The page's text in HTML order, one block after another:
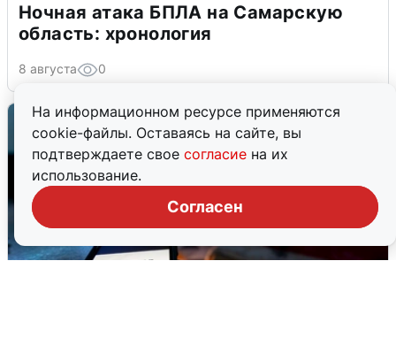
На информационном ресурсе применяются
cookie-файлы. Оставаясь на сайте, вы
подтверждаете свое согласие на их
использование.
Согласен
Ночная атака БПЛА на Самарскую
область: хронология
8 августа 0